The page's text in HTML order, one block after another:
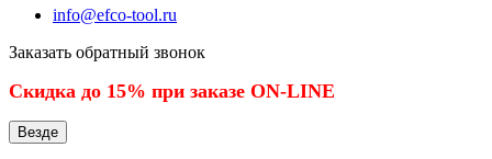
info@efco-tool.ru
Заказать обратный звонок
Скидка до 15% при заказе ON-LINE
Везде